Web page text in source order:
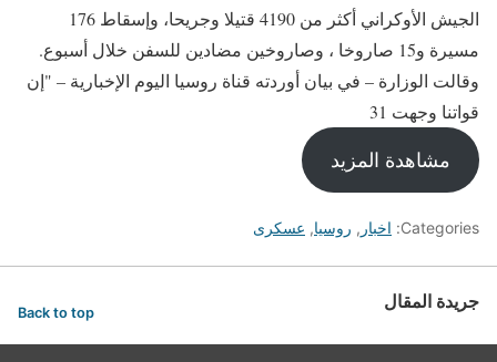
الجيش الأوكراني أكثر من 4190 قتيلا وجريحا، وإسقاط 176
مسيرة و15 صاروخا ، وصاروخين مضادين للسفن خلال أسبوع.
وقالت الوزارة – في بيان أوردته قناة روسيا اليوم الإخبارية – "إن
قواتنا وجهت 31
مشاهدة المزيد
Categories: اخبار , روسيا, عسكرى
جريدة المقال Back to top